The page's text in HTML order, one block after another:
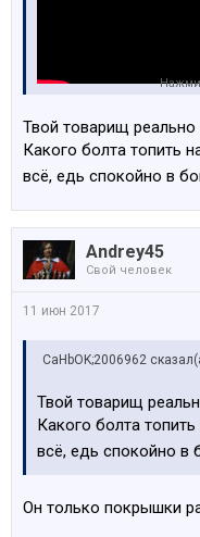
Твой товарищ реально
Какого болта топить
всё, едь спокойно в
Andrey45
Свой человек
11 июн 2017
CaHbOK;2006962
Твой товарищ
Какого болта
всё, едь спокойно в
Он только покрышки